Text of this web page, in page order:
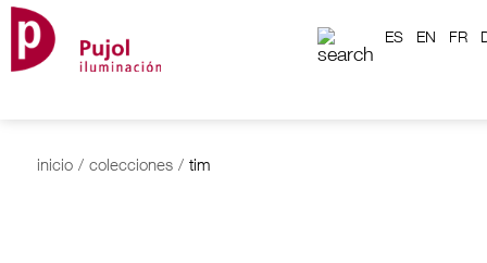
ES EN FR
inicio / colecciones / tim